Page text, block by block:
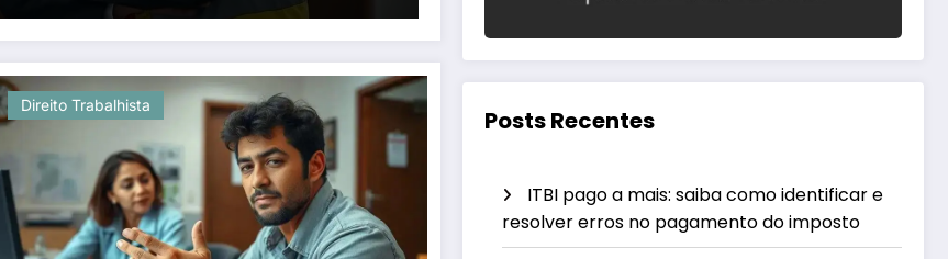
Direito Trabalhista
Posts Recentes
ITBI pago a mais: saiba como identificar e
resolver erros no pagamento do imposto